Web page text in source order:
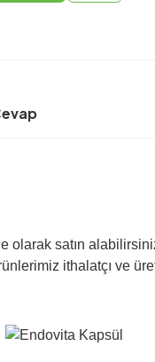
satın
ithalatçı ve